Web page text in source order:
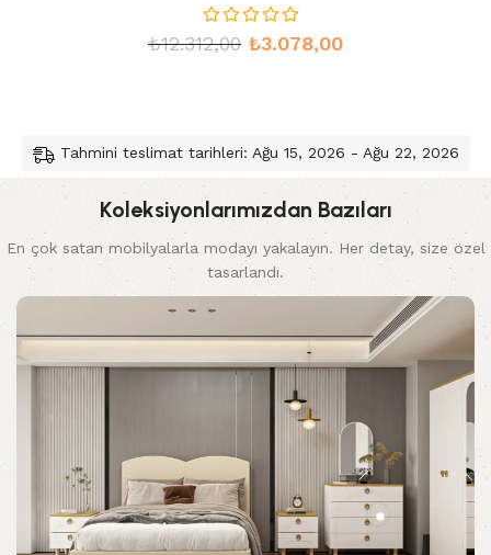
₺12.312,00 ₺3.078,00
Tahmini teslimat tarihleri: Ağu 15, 2026 - Ağu 22, 2026
Koleksiyonlarımızdan Bazıları
En çok satan mobilyalarla modayı yakalayın. Her detay, size özel
tasarlandı.